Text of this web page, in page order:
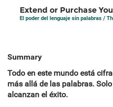
Extend or Purchase
El poder del lenguaje sin palabras /
Summary
Todo en este mundo está
más allá de las palabras.
alcanzan el éxito.